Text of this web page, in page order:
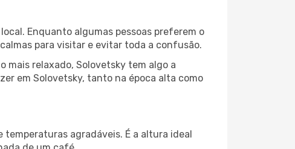
Enquanto algumas pessoas preferem o
para visitar e evitar toda a confusão.
relaxado, Solovetsky tem algo a
em Solovetsky, tanto na época alta como
agradáveis. É a altura ideal